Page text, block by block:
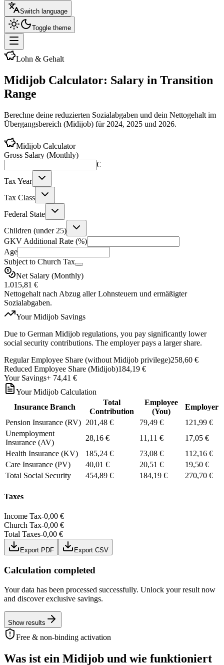
Switch language
Toggle theme
Lohn & Gehalt
Midijob Calculator: Salary in Transition
Range
Berechne deine reduzierten Sozialabgaben und dein Nettogehalt im
Übergangsbereich (Midijob) für 2024, 2025 und 2026.
Midijob Calculator
Gross Salary (Monthly)
€
Tax Year
Tax Class
Federal State
Children (under 25)
GKV Additional Rate (%)
Age
Subject to Church Tax
Net Salary (Monthly)
1.015,81 €
Nettogehalt nach Abzug aller Lohnsteuern und ermäßigter
Sozialabgaben.
Your Midijob Savings
Due to German Midijob regulations, you pay significantly lower
social security contributions. The employer pays a larger share.
Regular Employee Share (without Midijob privilege)258,60 €
Reduced Employee Share (Midijob)184,19 €
Your Savings+ 74,41 €
Your Midijob Calculation
Insurance Branch
Total
Contribution
Employee
(You)
Employer
Pension Insurance (RV) 201,48 € 79,49 €
121,99 €
Unemployment
Insurance (AV)
28,16 € 11,11 €
17,05 €
Health Insurance (KV)
185,24 € 73,08 €
112,16 €
Care Insurance (PV)
40,01 € 20,51 €
19,50 €
Total Social Security
454,89 € 184,19 € 270,70 €
Taxes
Income Tax-0,00 €
Church Tax-0,00 €
Total Taxes-0,00 €
Export PDF Export CSV
Calculation completed
Your data has been processed successfully. Unlock your result now
and discover exclusive savings.
Show results
Free & non-binding activation
Was ist ein Midijob und wie funktioniert